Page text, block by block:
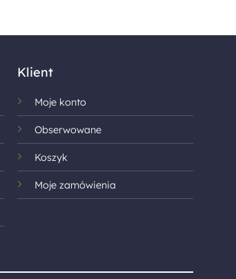
Klient
Moje konto
Obserwowane
Koszyk
Moje zamówienia